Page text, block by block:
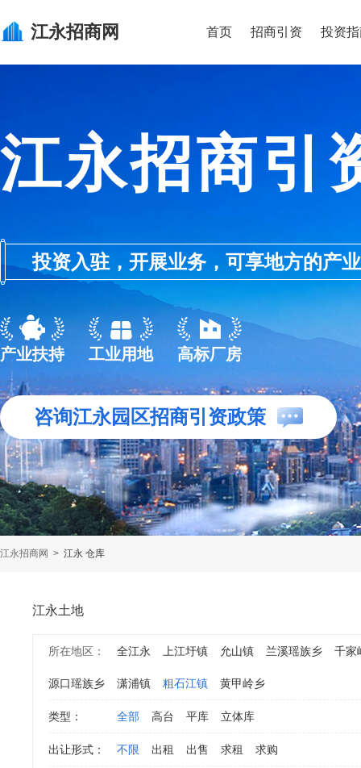
江永招商网 首页 招商引资 投资
江永招商引
投资入驻，开展业务，可享地方的产
产业扶持 工业用地 高标厂房
咨询江永园区招商引资政策
江永招商网 > 江永 仓库
江永土地
所在地区： 全江永 上江圩镇 允山镇 兰溪瑶族乡 千家
源口瑶族乡 潇浦镇 粗石江镇 黄甲岭乡
类型： 全部 高台 平库 立体库
出让形式： 不限 出租 出售 求租 求购